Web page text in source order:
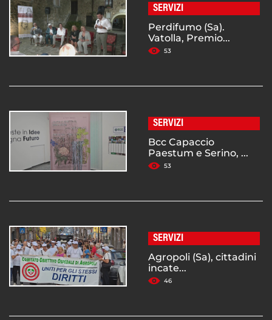
SERVIZI
Perdifumo (Sa).
Vatolla, Premio...
53
SERVIZI
Bcc Capaccio
Paestum e Serino, ...
53
SERVIZI
Agropoli (Sa), cittadini
incate...
46